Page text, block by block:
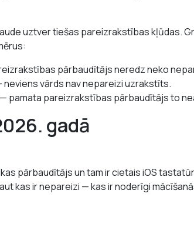
uztver tiešas pareizrakstības kļūdas.
pārbaudītājs neredz neko
neviens vārds nav nepareizi uzrakstīts.
— pamata pareizrakstības pārbaudītājs to
gadā
pārbaudītājs un tam ir cietais iOS
kas ir nepareizi — kas ir noderīgi